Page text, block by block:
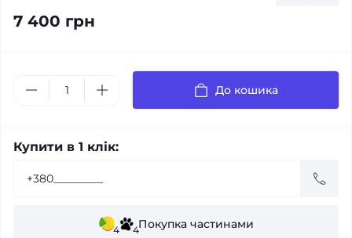
7 400 грн
До кошика
Купити в 1 клік:
4 4Покупка частинами